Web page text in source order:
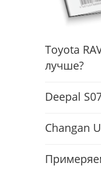
Toyota
лучше?
Deepal
Changan